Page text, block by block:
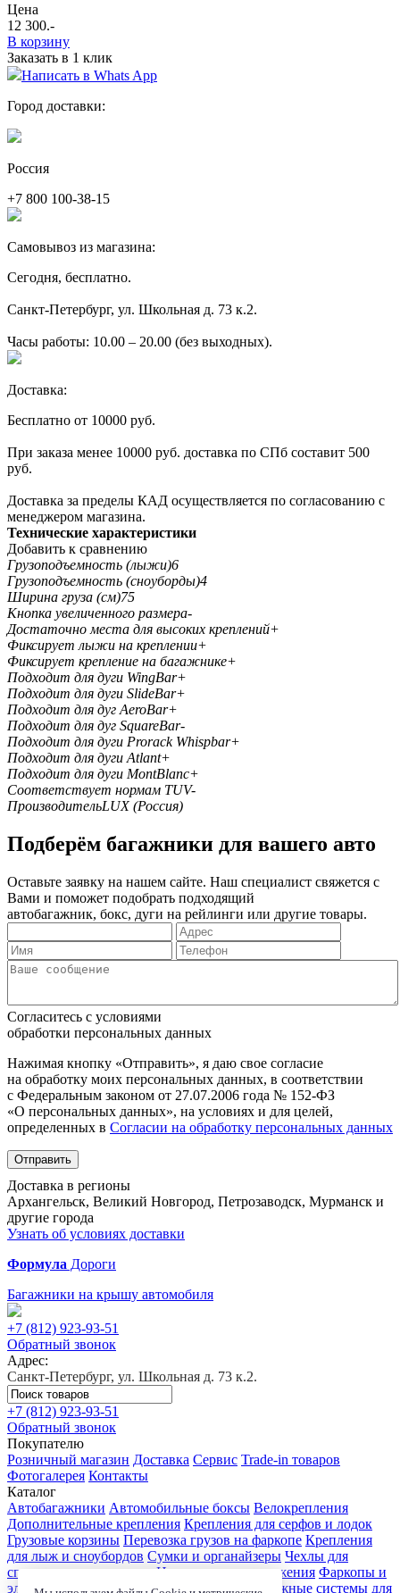
Цена
12 300.-
В корзину
Заказать в 1 клик
Написать в Whats App
Город доставки:
Россия
+7 800 100-38-15
Самовывоз из магазина:
Сегодня, бесплатно.
Санкт-Петербург, ул. Школьная д. 73 к.2.
Часы работы: 10.00 – 20.00 (без выходных).
Доставка:
Бесплатно от 10000 руб.
При заказа менее 10000 руб. доставка по СПб составит 500
руб.
Доставка за пределы КАД осуществляется по согласованию с
менеджером магазина.
Технические характеристики
Добавить к сравнению
Грузоподъемность (лыжи)6
Грузоподъемность (сноуборды)4
Ширина груза (см)75
Кнопка увеличенного размера-
Достаточно места для высоких креплений+
Фиксирует лыжи на креплении+
Фиксирует крепление на багажнике+
Подходит для дуги WingBar+
Подходит для дуги SlideBar+
Подходит для дуг AeroBar+
Подходит для дуг SquareBar-
Подходит для дуги Prorack Whispbar+
Подходит для дуги Atlant+
Подходит для дуги MontBlanc+
Соответствует нормам TUV-
ПроизводительLUX (Россия)
Подберём багажники для вашего авто
Оставьте заявку на нашем сайте. Наш специалист свяжется с
Вами и поможет подобрать подходящий
автобагажник, бокс, дуги на рейлинги или другие товары.
Согласитесь с условиями
обработки персональных данных
Нажимая кнопку «Отправить», я даю свое согласие
на обработку моих персональных данных, в соответствии
с Федеральным законом от 27.07.2006 года № 152-ФЗ
«О персональных данных», на условиях и для целей,
определенных в Согласии на обработку персональных данных
Отправить
Доставка в регионы
Архангельск, Великий Новгород, Петрозаводск, Мурманск и
другие города
Узнать об условиях доставки
Формула Дороги
Багажники на крышу автомобиля
+7 (812) 923-93-51
Обратный звонок
Адрес:
Санкт-Петербург, ул. Школьная д. 73 к.2.
+7 (812) 923-93-51
Обратный звонок
Покупателю
Розничный магазин Доставка Сервис Trade-in товаров
Фотогалерея Контакты
Каталог
Автобагажники Автомобильные боксы Велокрепления
Дополнительные крепления Крепления для серфов и лодок
Грузовые корзины Перевозка грузов на фаркопе Крепления
для лыж и сноубордов Сумки и органайзеры Чехлы для
спортивного инвентаря
Цепи противоскольжения Фаркопы и
электрика Детские коляски Велокресла Багажные системы для